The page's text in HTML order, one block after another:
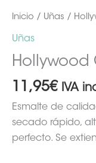
Inicio / Uñas /
Uñas
Hollywood
11,95€ IVA
Esmalte de
secado rápido,
perfecto. Se